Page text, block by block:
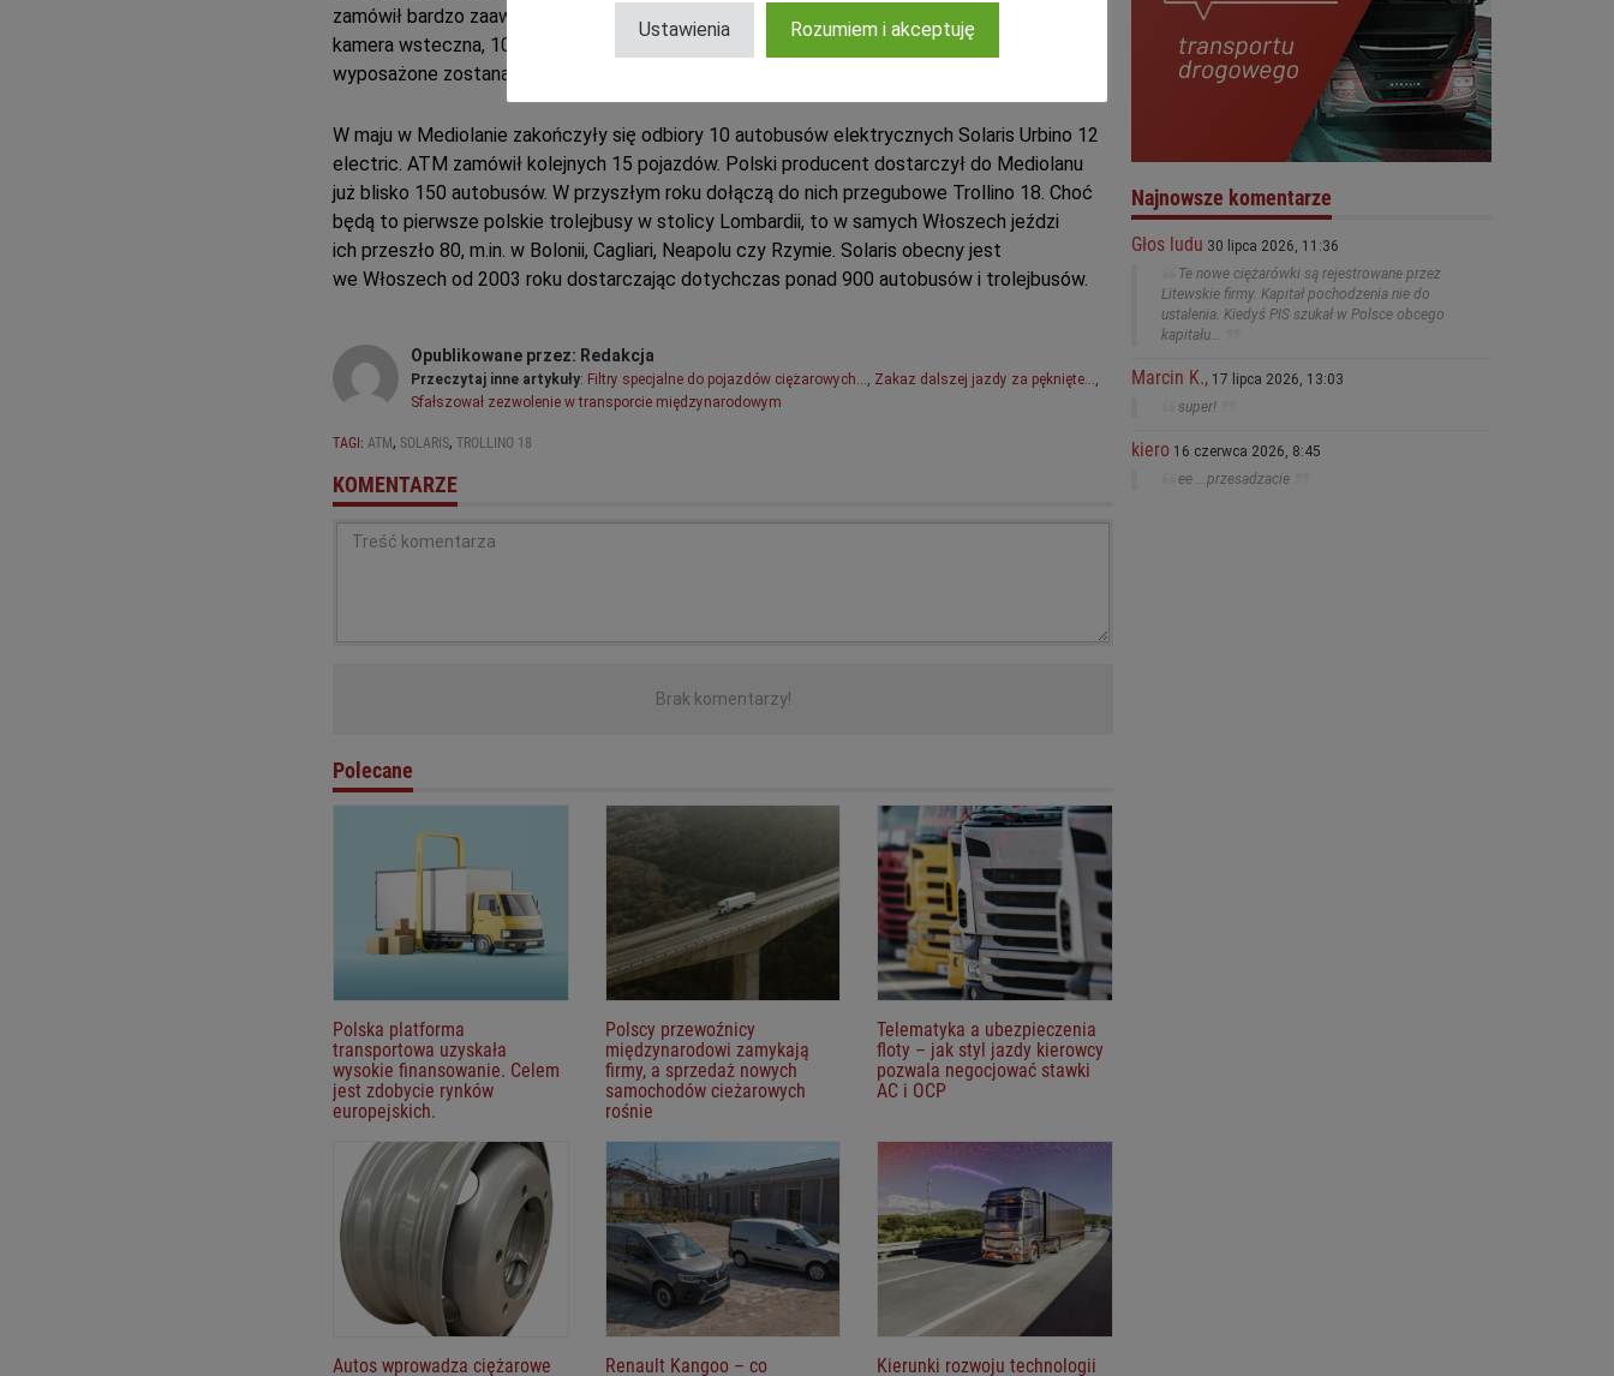
zamówił bardzo zaawansowany system monitoringu. W jego skład wejdzie 9 kamer oraz
kamera wsteczna, 10” monitor na konsoli środkowej oraz rejestrator. Dodatkowo pojazdy
wyposażone zostaną w system liczenia pasażerów.
W maju w Mediolanie zakończyły się odbiory 10 autobusów elektrycznych Solaris Urbino 12
electric. ATM zamówił kolejnych 15 pojazdów. Polski producent dostarczył do Mediolanu
już blisko 150 autobusów. W przyszłym roku dołączą do nich przegubowe Trollino 18. Choć
będą to pierwsze polskie trolejbusy w stolicy Lombardii, to w samych Włoszech jeździ
ich przeszło 80, m.in. w Bolonii, Cagliari, Neapolu czy Rzymie. Solaris obecny jest
we Włoszech od 2003 roku dostarczając dotychczas ponad 900 autobusów i trolejbusów.
Opublikowane przez: Redakcja
Przeczytaj inne artykuły: Filtry specjalne do pojazdów ciężarowych… Zakaz dalszej jazdy za pęknięte…
Sfałszował zezwolenie w transporcie międzynarodowym
TAGI: ATM, SOLARIS, TROLLINO 18
KOMENTARZE
212. Kodeksu Karnego (z tytułu pomówienia) oraz Art. 216. Kodeksu Karnego (z tytułu zniewagi), oraz zapisami
Brak komentarzy!
Polecane
Polska platforma
transportowa uzyskała
wysokie finansowanie. Celem
jest zdobycie rynków
europejskich.
Polscy przewoźnicy
międzynarodowi zamykają
firmy, a sprzedaż nowych
samochodów cieżarowych
rośnie
Telematyka a ubezpieczenia
floty – jak styl jazdy kierowcy
pozwala negocjować stawki
AC i OCP
Autos wprowadza ciężarowe
Renault Kangoo – co
Kierunki rozwoju technologii
Najnowsze komentarze
Głos ludu 30 lipca 2026, 11:36
Te nowe ciężarówki są rejestrowane przez
Litewskie firmy. Kapitał pochodzenia nie do
ustalenia. Kiedyś PIS szukał w Polsce obcego
kapitału...
Marcin K., 17 lipca 2026, 13:03
super!
kiero 16 czerwca 2026, 8:45
ee ...przesadzacie
Ustawienia Rozumiem i akceptuję